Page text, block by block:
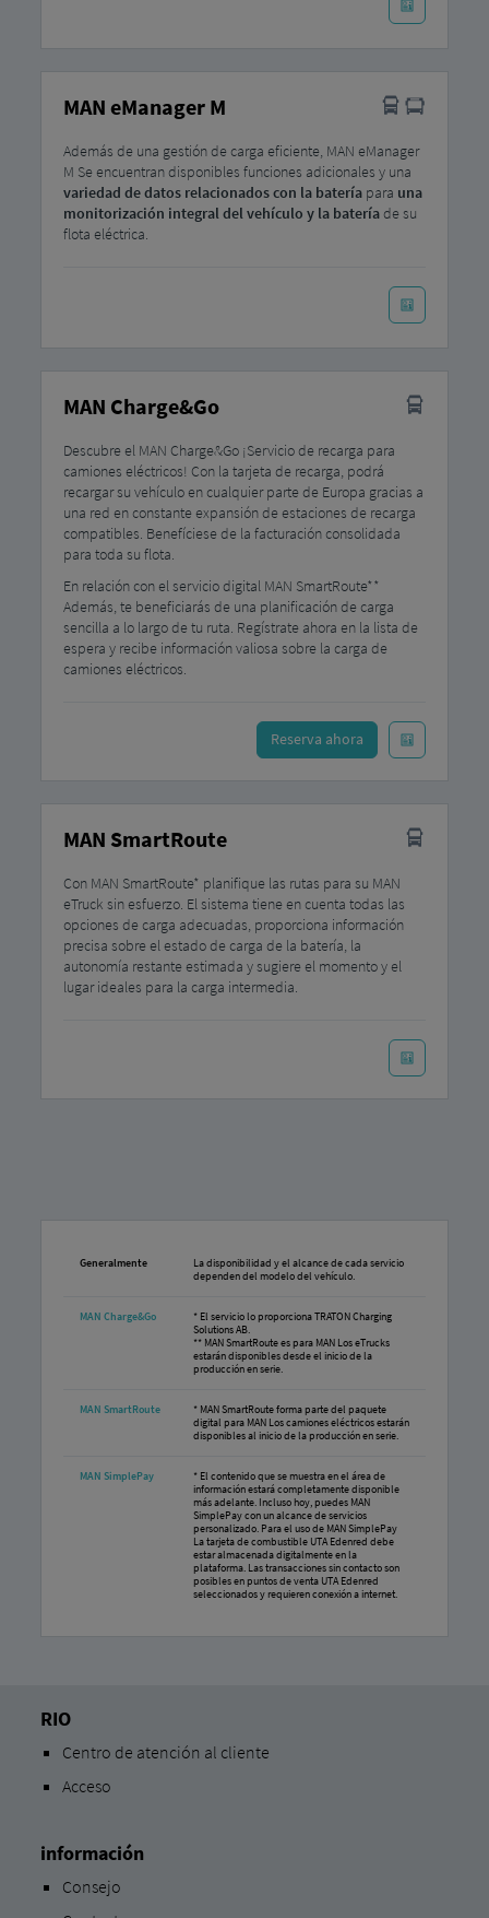
MAN eManager M
Además de una gestión de carga eficiente, MAN eManager
M Se encuentran disponibles funciones adicionales y una
variedad de datos relacionados con la bateríapara una
monitorización integral del vehículo y la bateríade su
flota eléctrica.
MAN Charge&Go
Descubre el MAN Charge&Go ¡Servicio de recarga para
camiones eléctricos! Con la tarjeta de recarga, podrá
recargar su vehículo en cualquier parte de Europa gracias a
una red en constante expansión de estaciones de recarga
compatibles. Benefíciese de la facturación consolidada
para toda su flota.
En relación con el servicio digital MAN SmartRoute**
Además, te beneficiarás de una planificación de carga
sencilla a lo largo de tu ruta. Regístrate ahora en la lista de
espera y recibe información valiosa sobre la carga de
camiones eléctricos.
Reserva ahora
MAN SmartRoute
Con MAN SmartRoute* planifique las rutas para su MAN
eTruck sin esfuerzo. El sistema tiene en cuenta todas las
opciones de carga adecuadas, proporciona información
precisa sobre el estado de carga de la batería, la
autonomía restante estimada y sugiere el momento y el
lugar ideales para la carga intermedia.
Generalmente
La disponibilidad y el alcance de cada servicio
dependen del modelo del vehículo.
MAN Charge&Go
* El servicio lo proporciona TRATON Charging
Solutions AB.
** MAN SmartRoute es para MAN Los eTrucks
estarán disponibles desde el inicio de la
producción en serie.
MAN SmartRoute
* MAN SmartRoute forma parte del paquete
digital para MAN Los camiones eléctricos estarán
disponibles al inicio de la producción en serie.
MAN SimplePay
* El contenido que se muestra en el área de
información estará completamente disponible
más adelante. Incluso hoy, puedes MAN
SimplePay con un alcance de servicios
personalizado. Para el uso de MAN SimplePay
La tarjeta de combustible UTA Edenred debe
estar almacenada digitalmente en la
plataforma. Las transacciones sin contacto son
posibles en puntos de venta UTA Edenred
seleccionados y requieren conexión a internet.
RIO
Centro de atención al cliente
Acceso
información
Consejo